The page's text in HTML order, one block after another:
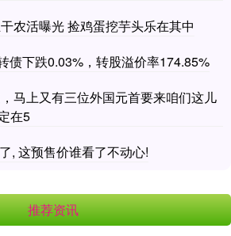
农活曝光 捡鸡蛋挖芋头乐在其中
债下跌0.03%，转股溢价率174.85%
马上又有三位外国元首要来咱们这儿
在5
, 这预售价谁看了不动心!
推荐资讯